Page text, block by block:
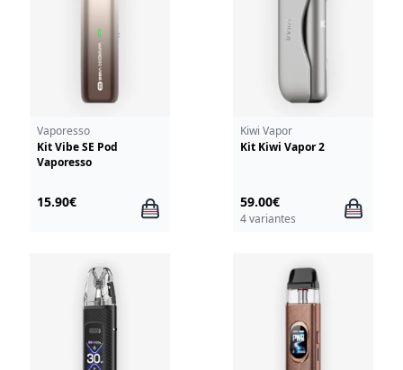
Vaporesso
Kit Vibe SE Pod
Vaporesso
15.90€
Kiwi Vapor
Kit Kiwi Vapor 2
59.00€
4 variantes